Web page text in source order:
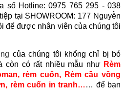
số Hotline: 0975 765 295 - 038
tại SHOWROOM: 177 Nguyễn
để được nhân viên của chúng tôi
của chúng tôi khổng chỉ bị bó
còn có rất nhiều mẫu như Rèm
, rèm cuốn, Rèm cầu vồng
, rèm cuốn in tranh…… để bạn